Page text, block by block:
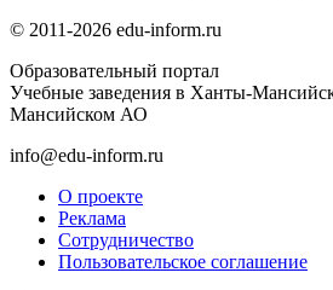
© 2011-2026 edu-inform.ru
Образовательный портал
Учебные заведения в Ханты-
Мансийском АО
info@edu-inform.ru
О проекте
Реклама
Сотрудничество
Пользовательское соглашение